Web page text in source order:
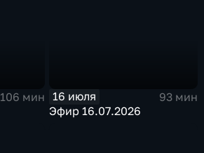
106 мин
16 июля
93 мин
Эфир 16.07.2026